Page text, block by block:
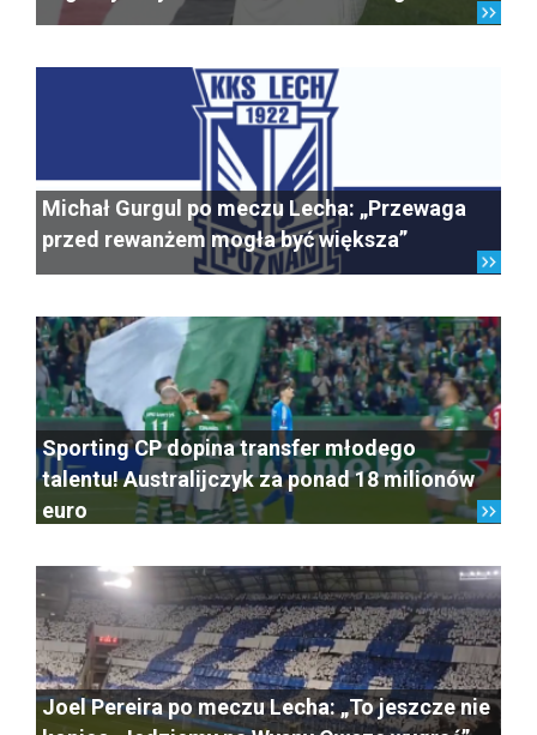
Michał Gurgul po meczu Lecha: „Przewaga
przed rewanżem mogła być większa”
Sporting CP dopina transfer młodego
talentu! Australijczyk za ponad 18 milionów
euro
Joel Pereira po meczu Lecha: „To jeszcze nie